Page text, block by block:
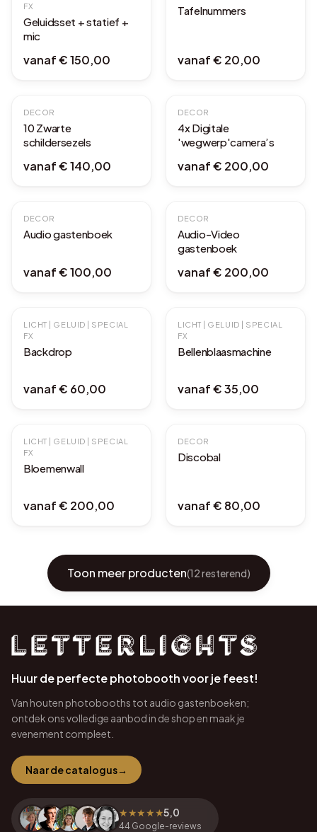
FX
Geluidsset + statief +
mic
vanaf€ 150,00
Tafelnummers
vanaf€ 20,00
DECOR
10 Zwarte
schildersezels
vanaf€ 140,00
DECOR
4x Digitale
'wegwerp'camera’s
vanaf€ 200,00
DECOR
Audio gastenboek
vanaf€ 100,00
DECOR
Audio-Video
gastenboek
vanaf€ 200,00
LICHT | GELUID | SPECIAL
FX
Backdrop
vanaf€ 60,00
LICHT | GELUID | SPECIAL
FX
Bellenblaasmachine
vanaf€ 35,00
LICHT | GELUID | SPECIAL
FX
Bloemenwall
vanaf€ 200,00
DECOR
Discobal
vanaf€ 80,00
Toon meer producten(12resterend)
Huur de perfecte photobooth voor je feest!
Van houten photobooths tot audio gastenboeken;
ontdek ons volledige aanbod in de shop en maak je
evenement compleet.
Naar de catalogus→
★★★★★5,0
44 Google-reviews